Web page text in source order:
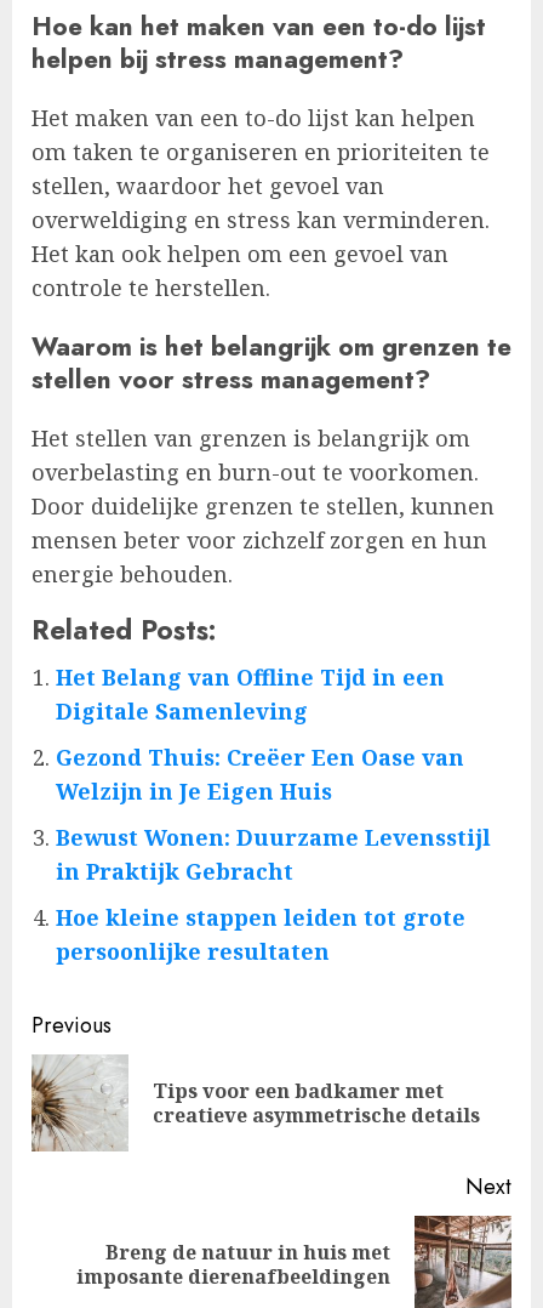
Hoe kan het maken van een to-do lijst
helpen bij stress management?
Het maken van een to-do lijst kan helpen
om taken te organiseren en prioriteiten te
stellen, waardoor het gevoel van
overweldiging en stress kan verminderen.
Het kan ook helpen om een gevoel van
controle te herstellen.
Waarom is het belangrijk om grenzen te
stellen voor stress management?
Het stellen van grenzen is belangrijk om
overbelasting en burn-out te voorkomen.
Door duidelijke grenzen te stellen, kunnen
mensen beter voor zichzelf zorgen en hun
energie behouden.
Related Posts:
Het Belang van Offline Tijd in een
Digitale Samenleving
Gezond Thuis: Creëer Een Oase van
Welzijn in Je Eigen Huis
Bewust Wonen: Duurzame Levensstijl
in Praktijk Gebracht
Hoe kleine stappen leiden tot grote
persoonlijke resultaten
Post
navigation
Previous
Tips voor een badkamer met
creatieve asymmetrische details
Next
post:
Breng de natuur in huis met
imposante dierenafbeeldingen